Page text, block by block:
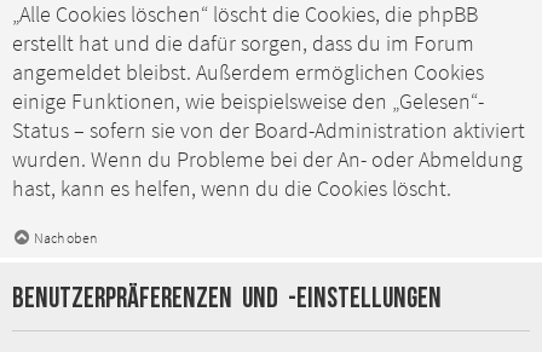
„Alle Cookies löschen“ löscht die Cookies, die phpBB
erstellt hat und die dafür sorgen, dass du im Forum
angemeldet bleibst. Außerdem ermöglichen Cookies
einige Funktionen, wie beispielsweise den „Gelesen“-
Status – sofern sie von der Board-Administration aktiviert
wurden. Wenn du Probleme bei der An- oder Abmeldung
hast, kann es helfen, wenn du die Cookies löscht.
Nach oben
Benutzerpräferenzen und -einstellungen